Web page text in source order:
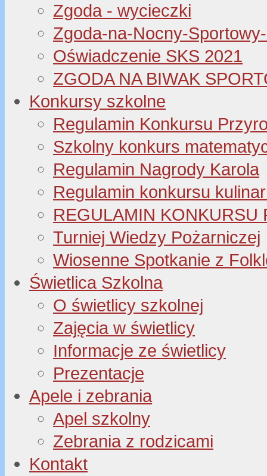
Zgoda - wycieczki
Zgoda-na-Nocny-
Oświadczenie SKS 2021
ZGODA NA BIWAK
Konkursy szkolne
Regulamin Konkursu
Szkolny konkurs
Regulamin Nagrody Karola
Regulamin konkursu
REGULAMIN KONKURSU
Turniej Wiedzy Pożarniczej
Wiosenne Spotkanie z
Świetlica Szkolna
O świetlicy szkolnej
Zajęcia w świetlicy
Informacje ze świetlicy
Prezentacje
Apele i zebrania
Apel szkolny
Zebrania z rodzicami
Kontakt